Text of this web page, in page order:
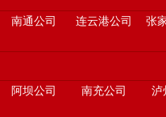
南通公司 连云港公司 张
阿坝公司 南充公司 泸